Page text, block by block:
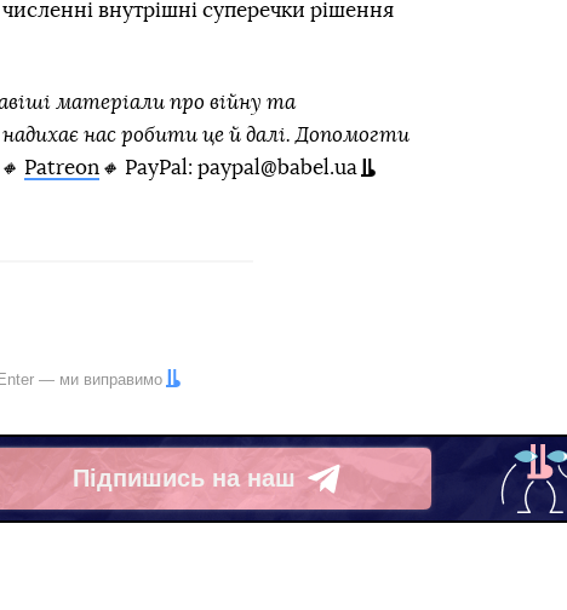
внутрішні суперечки рішення
матеріали про війну та
нас робити це й далі. Допомогти
🔸 Patreon 🔸 PayPal: paypal@babel.ua
— ми виправимо
Підпишись на наш
Telegram